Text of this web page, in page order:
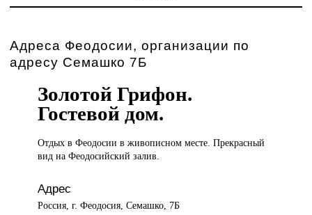
Адреса Феодосии, организации по
адресу Семашко 7Б
Золотой Грифон.
Гостевой дом.
Отдых вФеодосии в живописном месте. Прекрасный
вид на Феодосийский залив.
Адрес
Россия, г. Феодосия, Семашко, 7Б